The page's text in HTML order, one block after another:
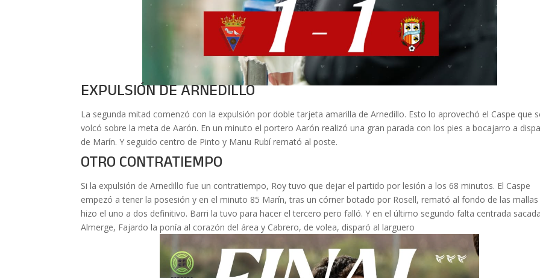
EXPULSIÓN DE ARNEDILLO
La segunda mitad comenzó con la expulsión por doble tarjeta amarilla de Arnedillo. Esto lo aprovechó el Caspe que
volcó sobre la meta de Aarón. En un minuto el portero Aarón realizó una gran parada con los pies a bocajarro a
de Marín. Y seguido centro de Pinto y Manu Rubí remató al poste.
OTRO CONTRATIEMPO
Si la expulsión de Arnedillo fue un contratiempo, Roy tuvo que dejar el partido por lesión a los 68 minutos. El Caspe
empezó a tener la posesión y en el minuto 85 Marín, tras un córner botado por Rosell, remató al fondo de las mallas
hizo el uno a dos definitivo. Barri la tuvo para hacer el tercero pero falló. Y en el último segundo falta centrada
Almerge, Fajardo la ponía al corazón del área y Cabrero, de volea, disparó al larguero